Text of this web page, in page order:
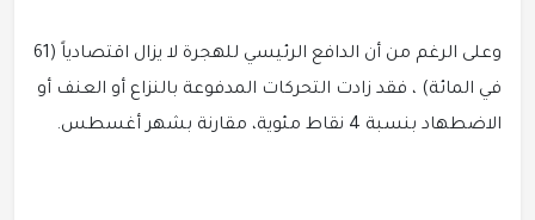
وعلى الرغم من أن الدافع الرئيسي للهجرة لا يزال اقتصادياً (61
في المائة) ، فقد زادت التحركات المدفوعة بالنزاع أو العنف أو
الاضطهاد بنسبة 4 نقاط مئوية، مقارنة بشهر أغسطس.